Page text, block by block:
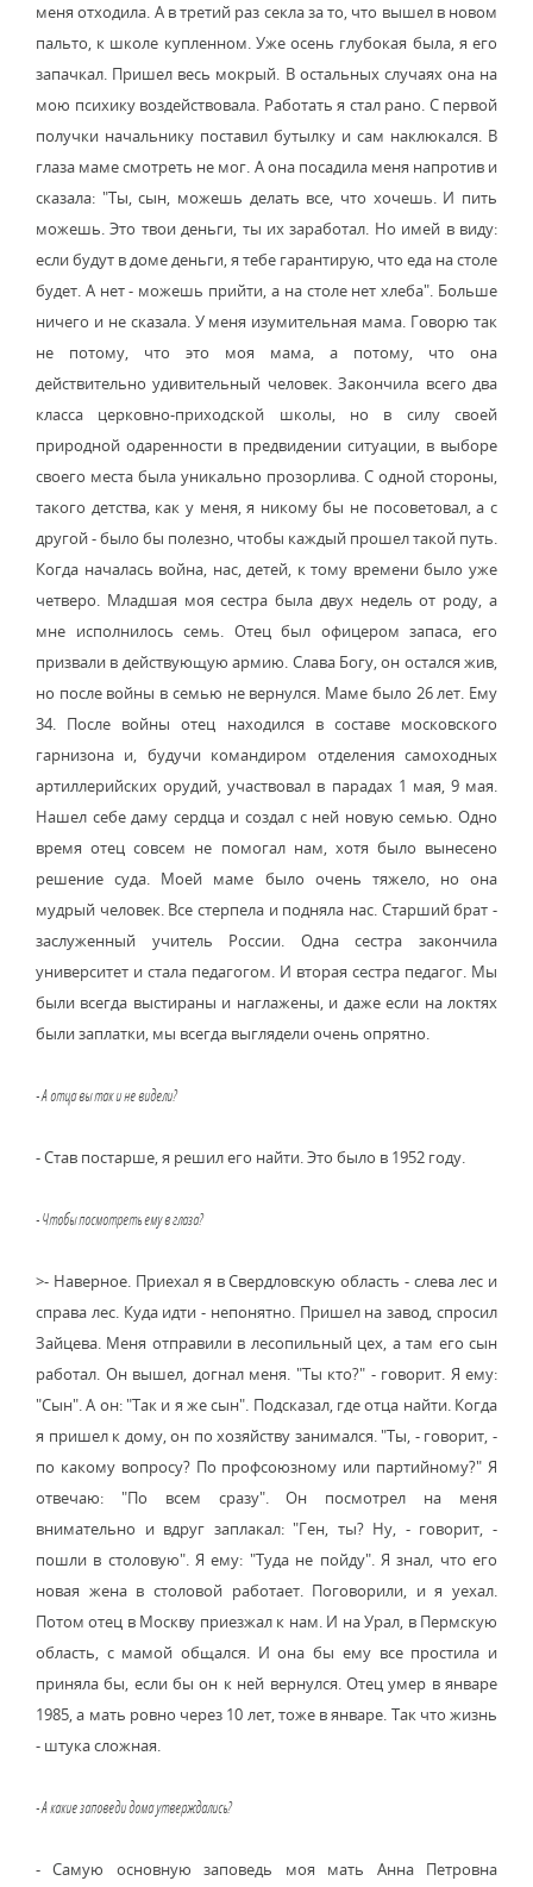
меня отходила. А в третий раз секла за то, что вышел в новом
пальто, к школе купленном. Уже осень глубокая была, я его
запачкал. Пришел весь мокрый. В остальных случаях она на
мою психику воздействовала. Работать я стал рано. С первой
получки начальнику поставил бутылку и сам наклюкался. В
глаза маме смотреть не мог. А она посадила меня напротив и
сказала: "Ты, сын, можешь делать все, что хочешь. И пить
можешь. Это твои деньги, ты их заработал. Но имей в виду:
если будут в доме деньги, я тебе гарантирую, что еда на столе
будет. А нет - можешь прийти, а на столе нет хлеба". Больше
ничего и не сказала. У меня изумительная мама. Говорю так
не потому, что это моя мама, а потому, что она
действительно удивительный человек. Закончила всего два
класса церковно-приходской школы, но в силу своей
природной одаренности в предвидении ситуации, в выборе
своего места была уникально прозорлива. С одной стороны,
такого детства, как у меня, я никому бы не посоветовал, а с
другой - было бы полезно, чтобы каждый прошел такой путь.
Когда началась война, нас, детей, к тому времени было уже
четверо. Младшая моя сестра была двух недель от роду, а
мне исполнилось семь. Отец был офицером запаса, его
призвали в действующую армию. Слава Богу, он остался жив,
но после войны в семью не вернулся. Маме было 26 лет. Ему
34. После войны отец находился в составе московского
гарнизона и, будучи командиром отделения самоходных
артиллерийских орудий, участвовал в парадах 1 мая, 9 мая.
Нашел себе даму сердца и создал с ней новую семью. Одно
время отец совсем не помогал нам, хотя было вынесено
решение суда. Моей маме было очень тяжело, но она
мудрый человек. Все стерпела и подняла нас. Старший брат -
заслуженный учитель России. Одна сестра закончила
университет и стала педагогом. И вторая сестра педагог. Мы
были всегда выстираны и наглажены, и даже если на локтях
были заплатки, мы всегда выглядели очень опрятно.
- А отца вы так и не видели?
- Став постарше, я решил его найти. Это было в 1952 году.
- Чтобы посмотреть ему в глаза?
>- Наверное. Приехал я в Свердловскую область - слева лес и
справа лес. Куда идти - непонятно. Пришел на завод, спросил
Зайцева. Меня отправили в лесопильный цех, а там его сын
работал. Он вышел, догнал меня. "Ты кто?" - говорит. Я ему:
"Сын". А он: "Так и я же сын". Подсказал, где отца найти. Когда
я пришел к дому, он по хозяйству занимался. "Ты, - говорит, -
по какому вопросу? По профсоюзному или партийному?" Я
отвечаю: "По всем сразу". Он посмотрел на меня
внимательно и вдруг заплакал: "Ген, ты? Ну, - говорит, -
пошли в столовую". Я ему: "Туда не пойду". Я знал, что его
новая жена в столовой работает. Поговорили, и я уехал.
Потом отец в Москву приезжал к нам. И на Урал, в Пермскую
область, с мамой общался. И она бы ему все простила и
приняла бы, если бы он к ней вернулся. Отец умер в январе
1985, а мать ровно через 10 лет, тоже в январе. Так что жизнь
- штука сложная.
- А какие заповеди дома утверждались?
- Самую основную заповедь моя мать Анна Петровна